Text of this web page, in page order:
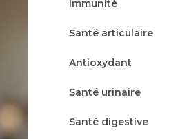
Immunité
Santé articulaire
Antioxydant
Santé urinaire
Santé digestive
À propos